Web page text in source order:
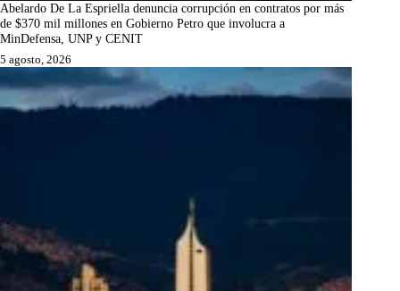
Abelardo De La Espriella denuncia corrupción en contratos por más
de $370 mil millones en Gobierno Petro que involucra a
MinDefensa, UNP y CENIT
5 agosto, 2026